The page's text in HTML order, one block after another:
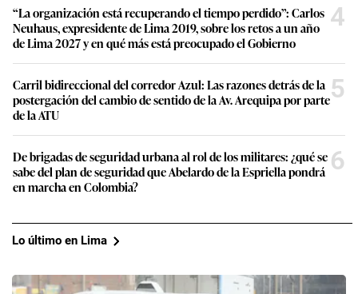
“La organización está recuperando el tiempo perdido”: Carlos
Neuhaus, expresidente de Lima 2019, sobre los retos a un año
de Lima 2027 y en qué más está preocupado el Gobierno
4
Carril bidireccional del corredor Azul: Las razones detrás de la
postergación del cambio de sentido de la Av. Arequipa por parte
de la ATU
5
De brigadas de seguridad urbana al rol de los militares: ¿qué se
sabe del plan de seguridad que Abelardo de la Espriella pondrá
en marcha en Colombia?
6
Lo último en Lima